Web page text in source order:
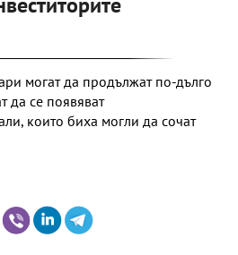
могат да продължат по-дълго
да се появяват
които биха могли да сочат